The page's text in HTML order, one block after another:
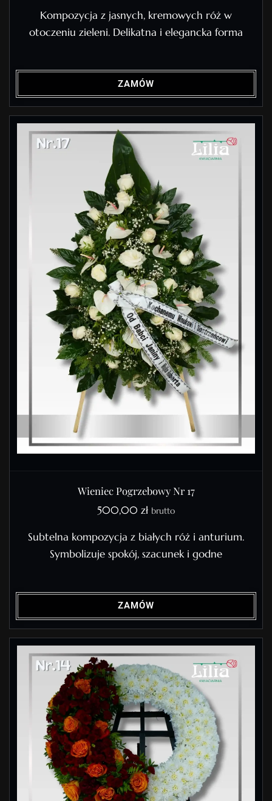
Kompozycja z jasnych, kremowych róż w
otoczeniu zieleni. Delikatna i elegancka forma
ZAMÓW
Wieniec Pogrzebowy Nr 17
500,00 zł brutto
Subtelna kompozycja z białych róż i anturium.
Symbolizuje spokój, szacunek i godne
ZAMÓW